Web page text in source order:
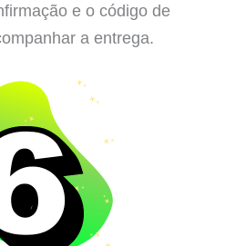
e o código de
a entrega.